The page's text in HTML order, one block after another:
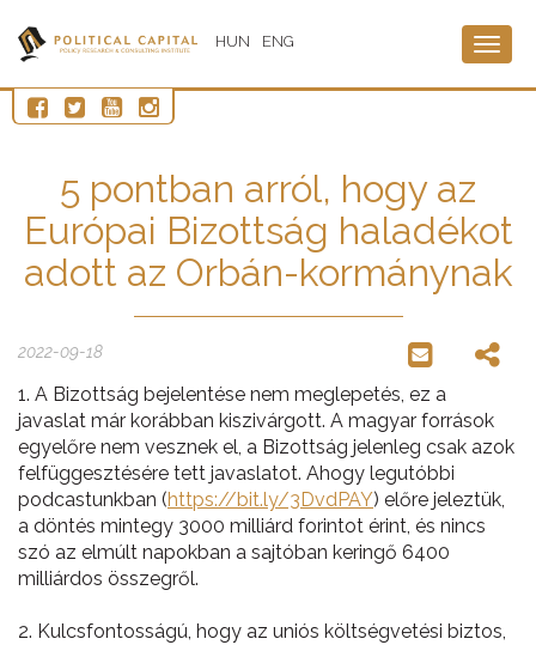
HUN ENG
5 pontban arról, hogy az
Európai Bizottság haladékot
adott az Orbán-kormánynak
2022-09-18
1. A Bizottság bejelentése nem meglepetés, ez a
javaslat már korábban kiszivárgott. A magyar források
egyelőre nem vesznek el, a Bizottság jelenleg csak azok
felfüggesztésére tett javaslatot. Ahogy legutóbbi
podcastunkban (https://bit.ly/3DvdPAY) előre jeleztük,
a döntés mintegy 3000 milliárd forintot érint, és nincs
szó az elmúlt napokban a sajtóban keringő 6400
milliárdos összegről.
2. Kulcsfontosságú, hogy az uniós költségvetési biztos,